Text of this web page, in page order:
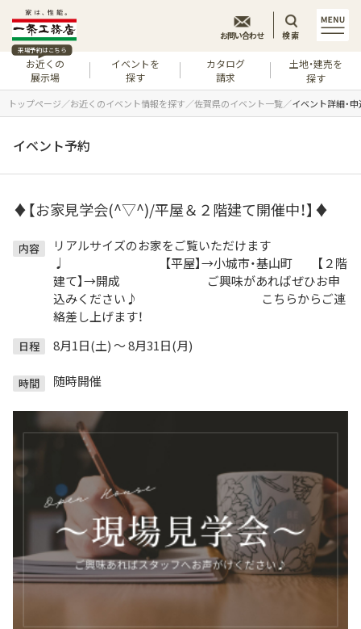
来場予約はこちら
お近くの
展示場
イベントを
探す
カタログ
請求
土地・建売を
探す
お問い合わせ 検索
トップページ お近くのイベント情報を探す 佐賀県のイベント一覧 イベント詳細・
イベント予約
♦【お家見学会(^▽^)/平屋＆２階建て開催中！】♦
内容
リアルサイズのお家をご覧いただけます
♩ 【平屋】→小城市・基山町 【２階
建て】→開成 ご興味があればぜひお申
込みください♪ こちらからご連
絡差し上げます！
日程 8月1日(土) ～ 8月31日(月)
時間 随時開催